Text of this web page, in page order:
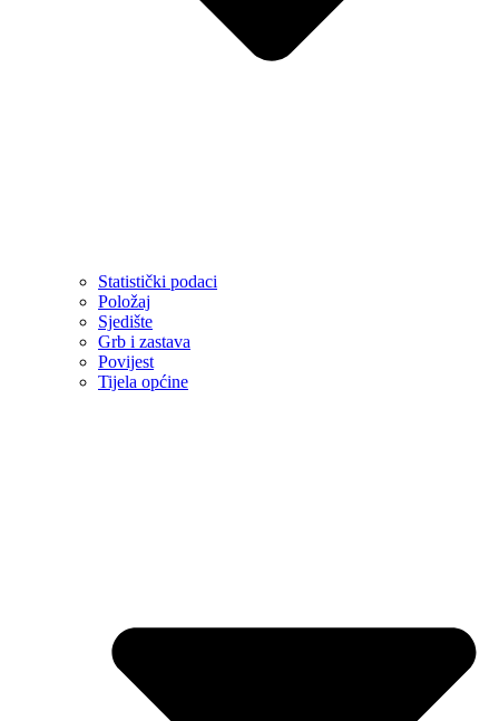
Statistički podaci
Položaj
Sjedište
Grb i zastava
Povijest
Tijela općine